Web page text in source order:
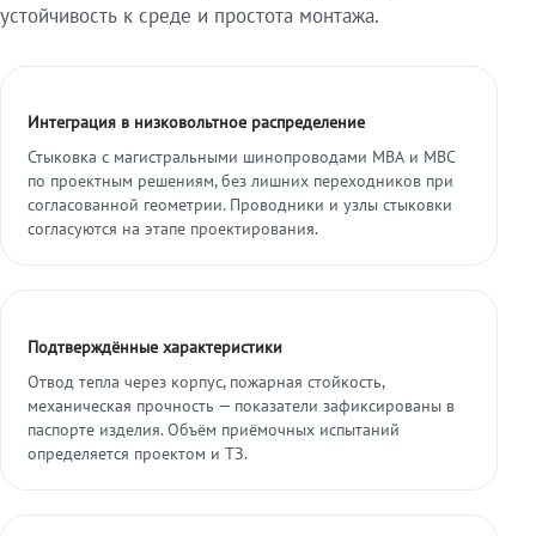
устойчивость к среде и простота монтажа.
Интеграция в низковольтное распределение
Стыковка с магистральными шинопроводами МВА и МВС
по проектным решениям, без лишних переходников при
согласованной геометрии. Проводники и узлы стыковки
согласуются на этапе проектирования.
Подтверждённые характеристики
Отвод тепла через корпус, пожарная стойкость,
механическая прочность — показатели зафиксированы в
паспорте изделия. Объём приёмочных испытаний
определяется проектом и ТЗ.